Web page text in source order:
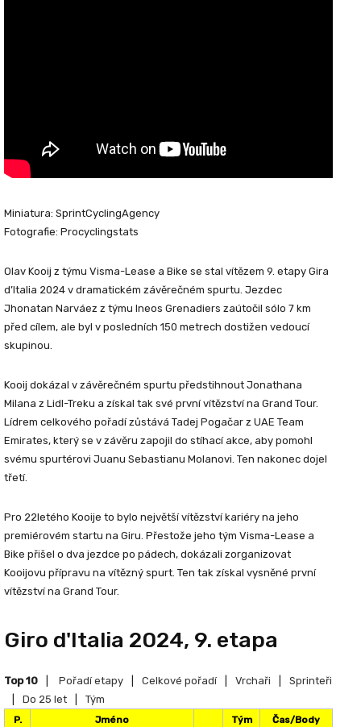
Miniatura: SprintCyclingAgency
Fotografie: Procyclingstats
Olav Kooij z týmu Visma-Lease a Bike se stal vítězem 9. etapy Gira
d’Italia 2024 v dramatickém závěrečném spurtu. Jezdec
Jhonatan Narváez z týmu Ineos Grenadiers zaútočil sólo 7 km
před cílem, ale byl v posledních 150 metrech dostižen vedoucí
skupinou.
Kooij dokázal v závěrečném spurtu předstihnout Jonathana
Milana z Lidl-Treku a získal tak své první vítězství na Grand Tour.
Lídrem celkového pořadí zůstává Tadej Pogačar z UAE Team
Emirates, který se v závěru zapojil do stíhací akce, aby pomohl
svému spurtérovi Juanu Sebastianu Molanovi. Ten nakonec dojel
třetí.
Pro 22letého Kooije to bylo největší vítězství kariéry na jeho
premiérovém startu na Giru. Přestože jeho tým Visma-Lease a
Bike přišel o dva jezdce po pádech, dokázali zorganizovat
Kooijovu přípravu na vítězný spurt. Ten tak získal vysněné první
vítězství na Grand Tour.
Giro d'Italia 2024, 9. etapa
Top 10 Pořadí etapy Celkové pořadí Vrchaři
Sprinteři
Do 25 let Tým
P. Jméno Tým
Čas/Body